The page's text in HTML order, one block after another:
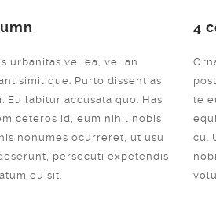
urbanitas vel ea, vel an
similique. Purto dissentias
Eu labitur accusata quo. Has
ceteros id, eum nihil nobis
nonumes ocurreret, ut usu
persecuti expetendis
eu sit.
4
te
cu.